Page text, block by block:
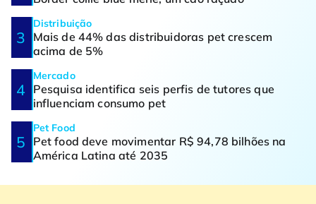
Distribuição
Mais de 44% das distribuidoras pet crescem
acima de 5%
Mercado
Pesquisa identifica seis perfis de tutores que
influenciam consumo pet
Pet Food
Pet food deve movimentar R$ 94,78 bilhões na
América Latina até 2035